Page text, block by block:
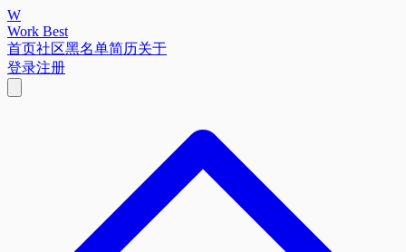
W
Work Best
首页社区黑名单简历关于
登录注册